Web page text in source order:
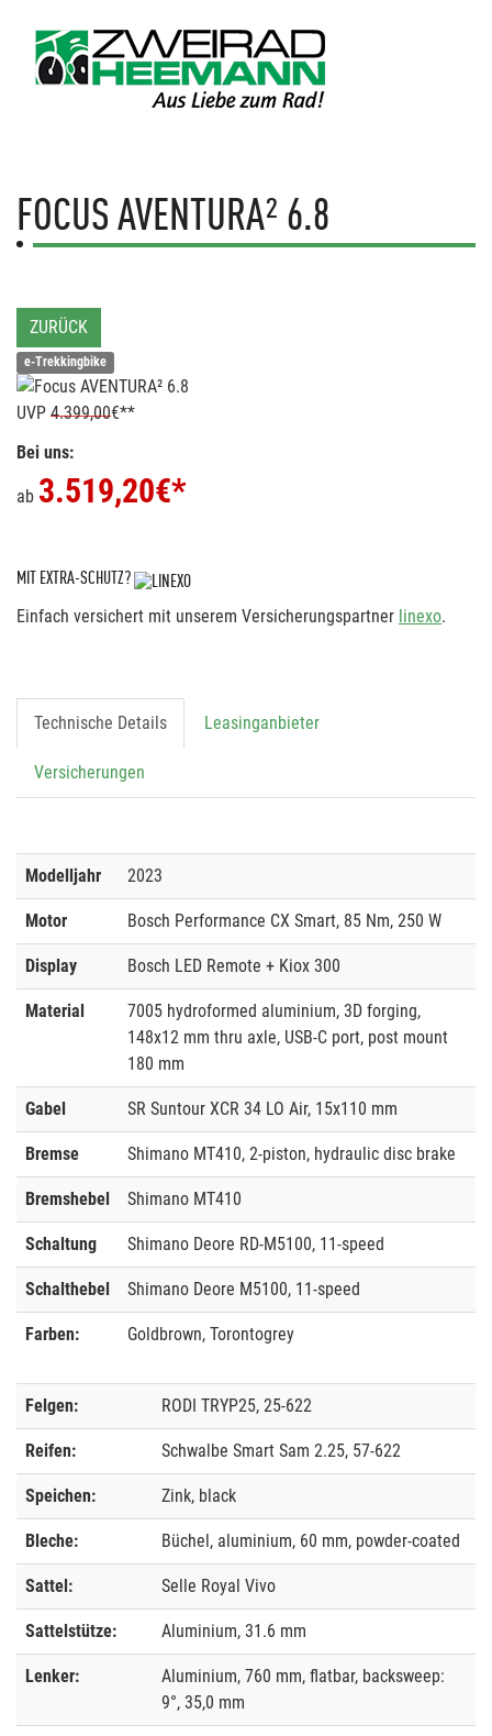
FOCUSAVENTURA² 6.8
ZURÜCK
e-Trekkingbike
UVP 4.399,00€**
Bei uns:
ab 3.519,20€*
MIT EXTRA-SCHUTZ?
Einfach versichert mit unserem Versicherungspartner linexo.
Technische Details Leasinganbieter
Versicherungen
Modelljahr 2023
Motor Bosch Performance CX Smart, 85 Nm, 250 W
Display Bosch LED Remote + Kiox 300
Material
7005 hydroformed aluminium, 3D forging,
148x12 mm thru axle, USB-C port, post mount
180 mm
Gabel SR Suntour XCR 34 LO Air, 15x110 mm
Bremse Shimano MT410, 2-piston, hydraulic disc brake
Bremshebel Shimano MT410
Schaltung Shimano Deore RD-M5100, 11-speed
Schalthebel Shimano Deore M5100, 11-speed
Farben: Goldbrown, Torontogrey
Felgen: RODI TRYP25, 25-622
Reifen: Schwalbe Smart Sam 2.25, 57-622
Speichen: Zink, black
Bleche: Büchel, aluminium, 60 mm, powder-coated
Sattel: Selle Royal Vivo
Sattelstütze: Aluminium, 31.6 mm
Lenker:
Aluminium, 760 mm, flatbar, backsweep:
9°, 35,0 mm